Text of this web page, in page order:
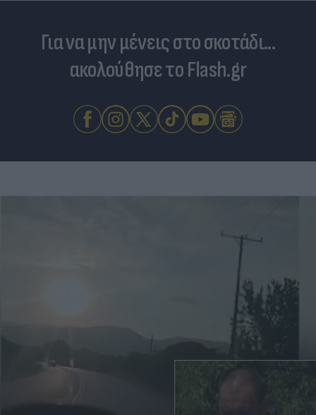
Για να μην μένεις στο σκοτάδι...
ακολούθησε το Flash.gr